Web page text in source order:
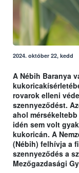
2024. október 22, kedd
A Nébih Baranya
rovarok elleni
szennyeződést.
ahol
idén sem volt
kukoricán. A
(Nébih) felhívja a
szennyeződés a
Mezőgazdasági